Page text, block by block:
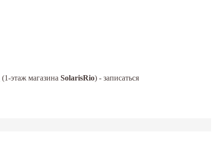
(1-этаж магазина SolarisRio) - записаться